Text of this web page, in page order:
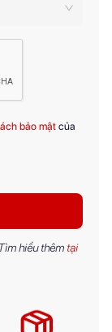
bảo mậtcủa
hiểu thêm tại